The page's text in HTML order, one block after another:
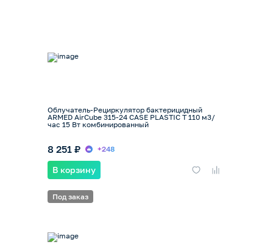
Облучатель-Рециркулятор бактерицидный
ARMED AirCube 315-24 CASE PLASTIC T 110 м3/
час 15 Вт комбинированный
8 251 ₽ +248
В корзину
Под заказ